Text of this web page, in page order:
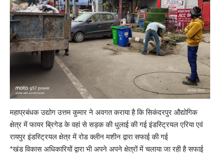
महाप्रबंधक उद्योग उत्तम कुमार ने अवगत कराया है कि सिकंदरपुर औद्योगिक
क्षेत्र में फायर ब्रिगेड के वहां से सड़क की धुलाई की गई इंडस्ट्रियल एरिया एवं
रायपुर इंडस्ट्रियल क्षेत्र में रोड क्लीन मशीन द्वारा सफाई की गई
*खंड विकास अधिकारियों द्वारा भी अपने अपने क्षेत्रों में चलाया जा रही है सफाई